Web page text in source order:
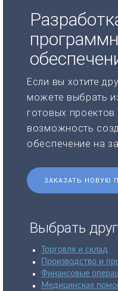
Если вы хотите
можете выбрать
готовых
возможность
обеспечение на
ЗАКАЗАТЬ НОВУЮ
Выбрать
Торговля и склад
Производство и
Финансовые
Медицинская